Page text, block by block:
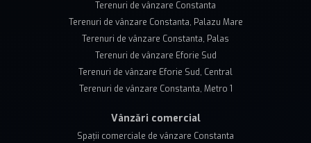
Terenuri de vânzare Constanta
Terenuri de vânzare Constanta, Palazu Mare
Terenuri de vânzare Constanta, Palas
Terenuri de vânzare Eforie Sud
Terenuri de vânzare Eforie Sud, Central
Terenuri de vânzare Constanta, Metro 1
Vânzări comercial
Spații comerciale de vânzare Constanta